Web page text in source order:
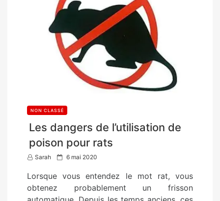
NON CLASSÉ
Les dangers de l’utilisation de
poison pour rats
Sarah
P
s
6 mai 2020
Lorsque vous entendez le mot rat, vous
obtenez probablement un frisson